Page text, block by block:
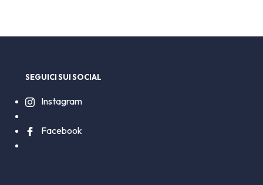
SEGUICI SUI SOCIAL
Instagram
Facebook